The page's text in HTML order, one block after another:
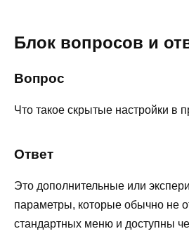
Блок вопросов и
Вопрос
Что такое скрытые настройки в
Ответ
Это дополнительные или
параметры, которые обычно не
стандартных меню и доступны